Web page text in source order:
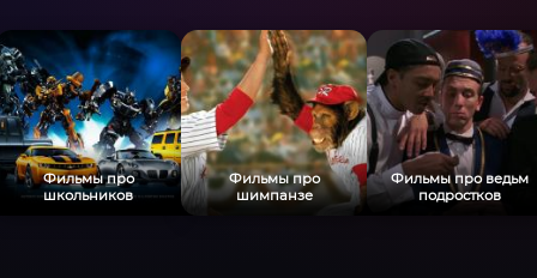
Фильмы про
школьников
Фильмы про
шимпанзе
Фильмы про ведьм
подростков